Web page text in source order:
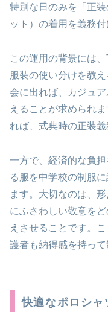
特別な日のみを「正
ット）の着用を義務
この運用の背景には
服装の使い分けを教
会に出れば、カジュ
えることが求められ
れば、式典時の正装義
一方で、経済的な負
る服を中学校の制服
ます。大切なのは、
にふさわしい敬意を
えさせることです。
護者も納得感を持っ
快適なポロシャ